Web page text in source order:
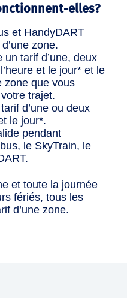
elles?
et HandyDART
zone.
tarif d’une, deux
et le jour* et le
zone que vous
trajet.
d’une ou deux
le jour*.
pendant
le SkyTrain, le
et toute la journée
fériés, tous les
d’une zone.